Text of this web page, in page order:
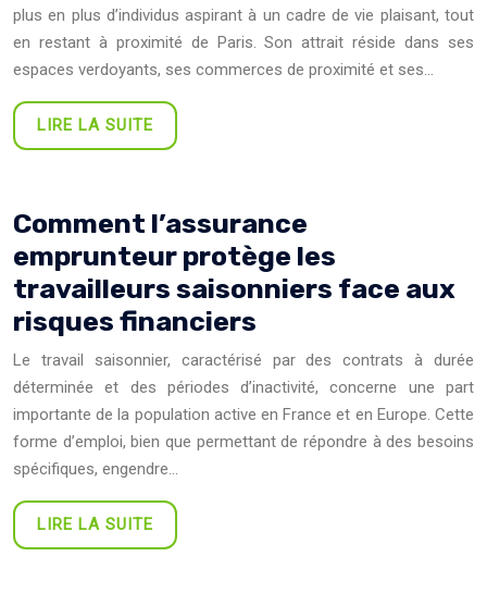
plus en plus d’individus aspirant à un cadre de vie plaisant, tout
en restant à proximité de Paris. Son attrait réside dans ses
espaces verdoyants, ses commerces de proximité et ses…
LIRE LA SUITE
Comment l’assurance
emprunteur protège les
travailleurs saisonniers face aux
risques financiers
Le travail saisonnier, caractérisé par des contrats à durée
déterminée et des périodes d’inactivité, concerne une part
importante de la population active en France et en Europe. Cette
forme d’emploi, bien que permettant de répondre à des besoins
spécifiques, engendre…
LIRE LA SUITE